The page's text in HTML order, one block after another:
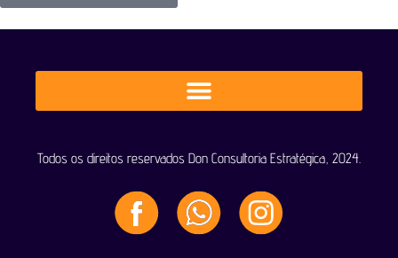
Todos os direitos reservados Don Consultoria Estratégica, 2024.